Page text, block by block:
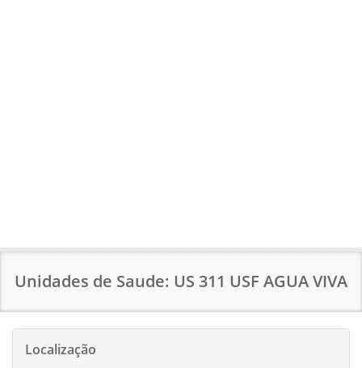
Unidades de Saude: US 311 USF AGUA VIVA
Localização